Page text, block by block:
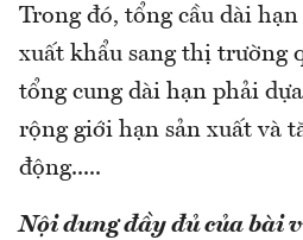
Trong đó, tổng cầu dài
xuất khẩu sang thị trường
tổng cung dài hạn phải
rộng giới hạn sản xuất và
động.....
Nội dung đầy đủ của bài